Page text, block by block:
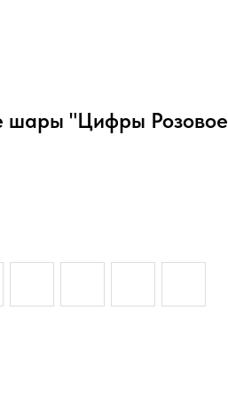
шары "Цифры Розовое